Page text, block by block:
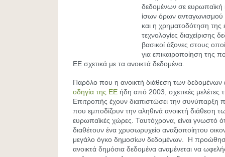
δεδομένων σε ευρωπαϊκή
ίσων όρων ανταγωνισμού
και η χρηματοδότηση της
τεχνολογίες διαχείρισης
βασικοί άξονες στους
για επικαιροποίηση της
ΕΕ σχετικά με τα ανοικτά δεδομένα.
Παρόλο που η ανοικτή διάθεση των δεδομένων
οδηγία της ΕΕ ήδη από 2003, σχετικές μελέτες
Επιτροπής έχουν διαπιστώσει την συνύπαρξη
που εμποδίζουν την αληθινά ανοικτή διάθεση
ευρωπαϊκές χώρες. Ταυτόχρονα, είναι γνωστό
διαθέτουν ένα χρυσωρυχείο αναξιοποίητου
μεγάλο όγκο δημοσίων δεδομένων. Η
ανοικτά δημόσια δεδομένα αναμένεται να